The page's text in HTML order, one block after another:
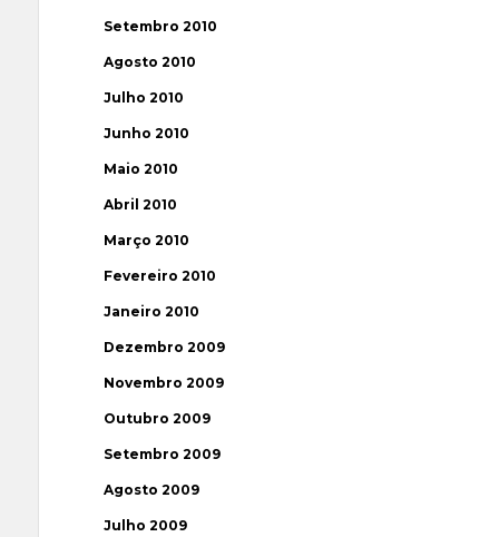
Setembro 2010
Agosto 2010
Julho 2010
Junho 2010
Maio 2010
Abril 2010
Março 2010
Fevereiro 2010
Janeiro 2010
Dezembro 2009
Novembro 2009
Outubro 2009
Setembro 2009
Agosto 2009
Julho 2009